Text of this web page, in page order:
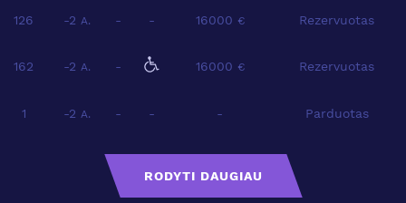
126 -2 A. - - 16000 € Rezervuotas
162 -2 A. - 16000 € Rezervuotas
1 -2 A. - - - Parduotas
RODYTI DAUGIAU